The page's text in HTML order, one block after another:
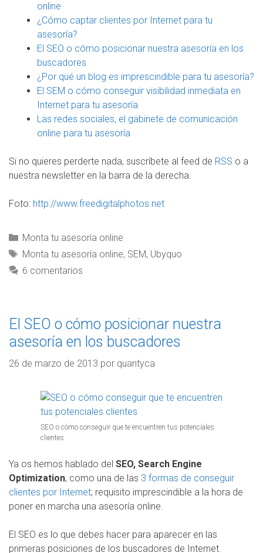
online
¿Cómo captar clientes por Internet para tu
asesoría?
El SEO o cómo posicionar nuestra asesoría en los
buscadores
¿Por qué un blog es imprescindible para tu asesoría?
El SEM o cómo conseguir visibilidad inmediata en
Internet para tu asesoría
Las redes sociales, el gabinete de comunicación
online para tu asesoría
Si no quieres perderte nada, suscríbete al feed de RSS o a
nuestra newsletter en la barra de la derecha.
Foto: http://www.freedigitalphotos.net
Monta tu asesoría online
Monta tu asesoría online, SEM, Ubyquo
6 comentarios
El SEO o cómo posicionar nuestra
asesoría en los buscadores
26 de marzo de 2013 por quantyca
SEO o cómo conseguir que te encuentren tus potenciales
clientes
Ya os hemos hablado del SEO, Search Engine
Optimization, como una de las 3 formas de conseguir
clientes por Internet; requisito imprescindible a la hora de
poner en marcha una asesoría online.
El SEO es lo que debes hacer para aparecer en las
primeras posiciones de los buscadores de Internet.